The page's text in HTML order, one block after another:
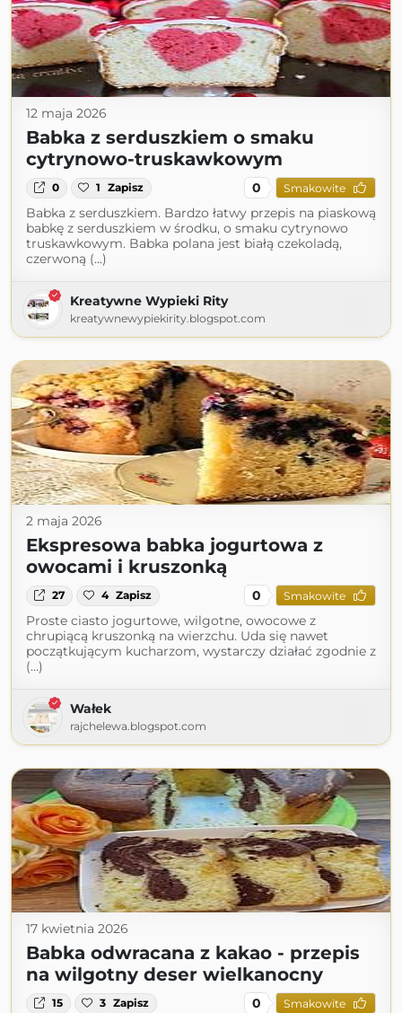
12 maja 2026
Babka z serduszkiem o smaku
cytrynowo-truskawkowym
0 1 Zapisz 0 Smakowite
Babka z serduszkiem. Bardzo łatwy przepis na piaskową
babkę z serduszkiem w środku, o smaku cytrynowo
truskawkowym. Babka polana jest białą czekoladą,
czerwoną (...)
Kreatywne Wypieki Rity
kreatywnewypiekirity.blogspot.com
2 maja 2026
Ekspresowa babka jogurtowa z
owocami i kruszonką
27 4 Zapisz 0 Smakowite
Proste ciasto jogurtowe, wilgotne, owocowe z
chrupiącą kruszonką na wierzchu. Uda się nawet
początkującym kucharzom, wystarczy działać zgodnie z
(...)
Wałek
rajchelewa.blogspot.com
17 kwietnia 2026
Babka odwracana z kakao - przepis
na wilgotny deser wielkanocny
15 3 Zapisz 0 Smakowite